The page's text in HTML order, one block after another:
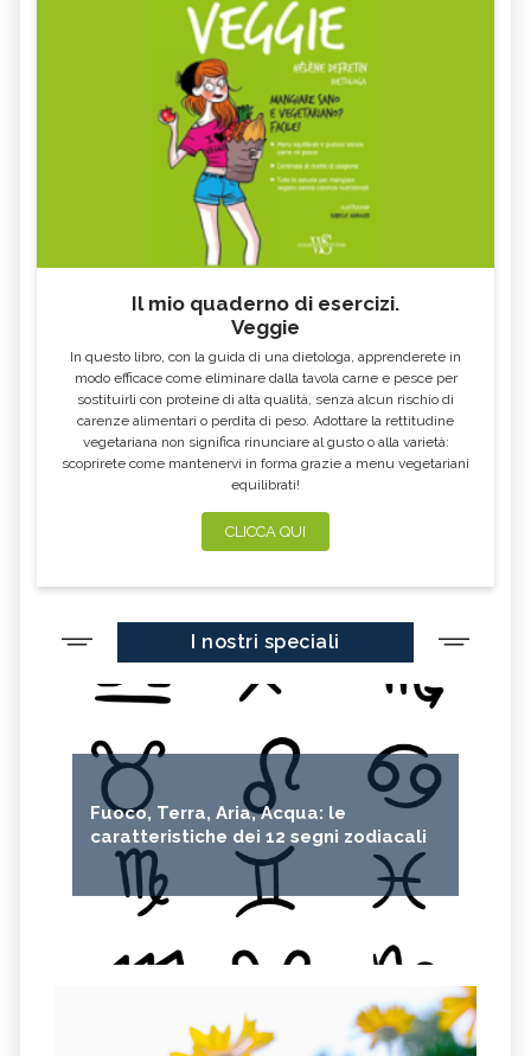
Il mio quaderno di esercizi.
Veggie
In questo libro, con la guida di una dietologa, apprenderete in
modo efficace come eliminare dalla tavola carne e pesce per
sostituirli con proteine di alta qualità, senza alcun rischio di
carenze alimentari o perdita di peso. Adottare la rettitudine
vegetariana non significa rinunciare al gusto o alla varietà:
scoprirete come mantenervi in forma grazie a menu vegetariani
equilibrati!
CLICCA QUI
I nostri speciali
Fuoco, Terra, Aria, Acqua: le
caratteristiche dei 12 segni zodiacali